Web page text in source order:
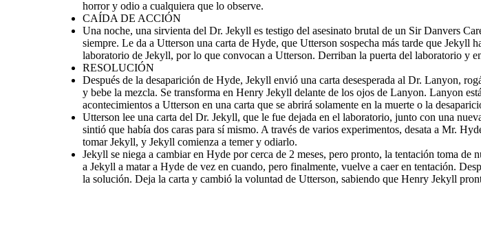
Utterson lee una carta del Dr. Jekyll, que le fue dejada en el laboratorio, junto con una nueva copia
de la voluntad de Jekyll, dejando todo a Utterson. Relata que toda su vida, Jekyll sintió que había dos
caras para sí mismo. A través de varios experimentos, desata a Mr. Hyde, que es puro mal y
emocionante de ser. Con el tiempo, sin embargo, Hyde comienza a tomar Jekyll, y Jekyll comienza a
Jekyll se niega a cambiar en Hyde por cerca de 2 meses, pero pronto, la tentación toma de nuevo.
Suprimido durante tanto tiempo, Hyde, en una furia, asesina a sir Carew. Esto asusta a Jekyll a
matar a Hyde de vez en cuando, pero finalmente, vuelve a caer en tentación. Después de esto, Hyde
comienza a tomar Jekyll cada pocas horas, y Jekyll se queda sin sal por la solución. Deja la carta y
cambió la voluntad de Utterson, sabiendo que Henry Jekyll pronto se habrá ido para siempre.
RESOLUCIÓN
Una noche, una sirvienta del Dr. Jekyll es testigo del asesinato brutal de un Sir Danvers Carew de
Edward Hyde. Utterson va a Jekyll, quien le asegura que Hyde se ha ido para siempre. Le da a
Utterson una carta de Hyde, que Utterson sospecha más tarde que Jekyll ha forjado. Los criados de
Jekyll están asustados por cosas que han oído y visto en el laboratorio de Jekyll, por lo que convocan
a Utterson. Derriban la puerta del laboratorio y encuentran a Hyde muerto de veneno.
horror y odio a cualquiera que lo observe.
CAÍDA DE ACCIÓN
Una noche, una sirvienta del Dr. Jekyll es testigo del asesinato brutal de un Sir Danvers
siempre. Le da a Utterson una carta de Hyde, que Utterson sospecha más tarde que
laboratorio de Jekyll, por lo que convocan a Utterson. Derriban la puerta del laboratorio y
RESOLUCIÓN
Después de la desaparición de Hyde, Jekyll envió una carta desesperada al Dr. Lanyon,
y bebe la mezcla. Se transforma en Henry Jekyll delante de los ojos de Lanyon. Lanyon
acontecimientos a Utterson en una carta que se abrirá solamente en la muerte o la
Utterson lee una carta del Dr. Jekyll, que le fue dejada en el laboratorio, junto con una
sintió que había dos caras para sí mismo. A través de varios experimentos, desata a Mr.
tomar Jekyll, y Jekyll comienza a temer y odiarlo.
Jekyll se niega a cambiar en Hyde por cerca de 2 meses, pero pronto, la tentación toma
a Jekyll a matar a Hyde de vez en cuando, pero finalmente, vuelve a caer en tentación.
la solución. Deja la carta y cambió la voluntad de Utterson, sabiendo que Henry Jekyll